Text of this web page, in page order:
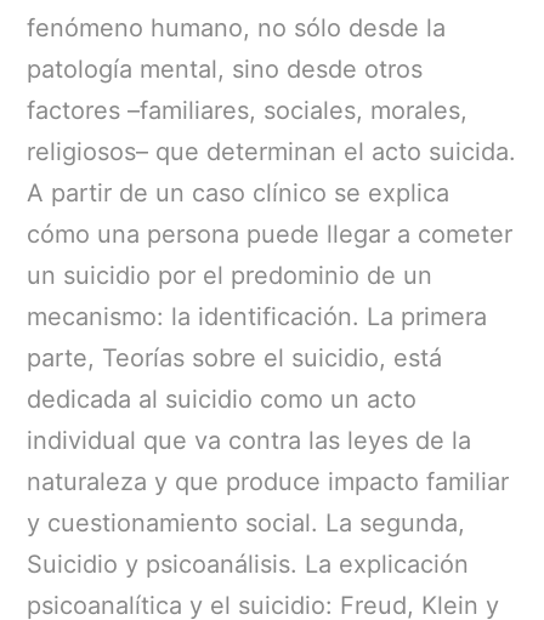
fenómeno humano, no sólo desde la
patología mental, sino desde otros
factores –familiares, sociales, morales,
religiosos– que determinan el acto suicida.
A partir de un caso clínico se explica
cómo una persona puede llegar a cometer
un suicidio por el predominio de un
mecanismo: la identificación. La primera
parte, Teorías sobre el suicidio, está
dedicada al suicidio como un acto
individual que va contra las leyes de la
naturaleza y que produce impacto familiar
y cuestionamiento social. La segunda,
Suicidio y psicoanálisis. La explicación
psicoanalítica y el suicidio: Freud, Klein y